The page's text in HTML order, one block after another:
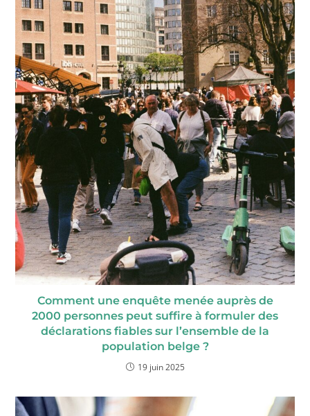
Comment une enquête menée auprès de
2000 personnes peut suffire à formuler des
déclarations fiables sur l’ensemble de la
population belge ?
19 juin 2025